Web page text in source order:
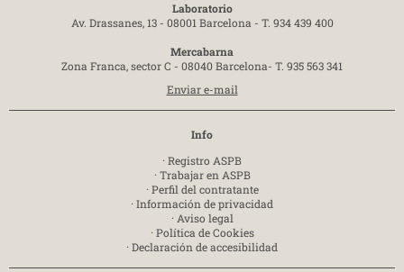
Laboratorio
Av. Drassanes, 13 - 08001 Barcelona - T. 934 439 400
Mercabarna
Zona Franca, sector C - 08040 Barcelona- T. 935 563 341
Enviar e-mail
Info
· Registro ASPB
· Trabajar en ASPB
· Perfil del contratante
· Información de privacidad
· Aviso legal
· Política de Cookies
· Declaración de accesibilidad